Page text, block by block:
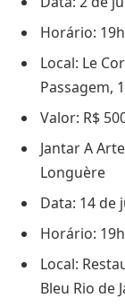
Horário:
Local: Le
Passagem,
Valor: R$
Jantar A
Longuère
Data: 14 de
Horário:
Local:
Bleu Rio de